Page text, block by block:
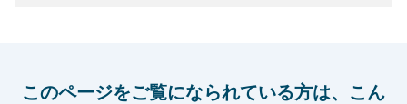
このページをご覧になられている方は、こん